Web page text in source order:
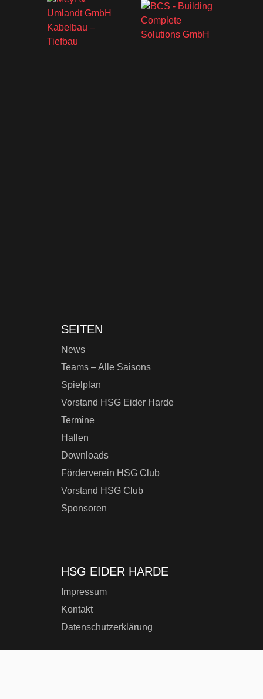
SEITEN
News
Teams – Alle Saisons
Spielplan
Vorstand HSG Eider Harde
Termine
Hallen
Downloads
Förderverein HSG Club
Vorstand HSG Club
Sponsoren
HSG EIDER HARDE
Impressum
Kontakt
Datenschutzerklärung